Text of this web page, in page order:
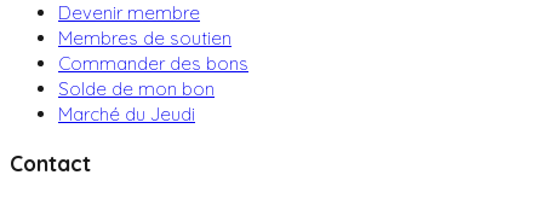
Devenir membre
Membres de soutien
Commander des bons
Solde de mon bon
Marché du Jeudi
Contact